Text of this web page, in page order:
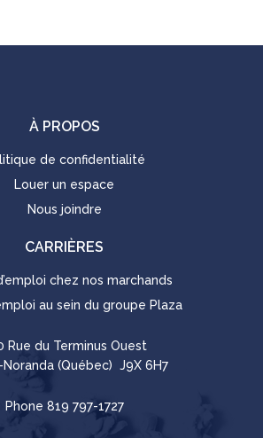
À PROPOS
de confidentialité
Louer un espace
Nous joindre
CARRIÈRES
chez nos marchands
au sein du groupe Plaza
Rue du Terminus Ouest
Noranda (Québec) J9X 6H7
Phone 819 797-1727